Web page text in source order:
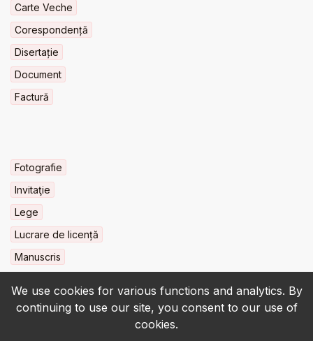
We use cookies for various functions and analytics. By
continuing to use our site, you consent to our use of
cookies.
Carte Veche
Corespondență
Disertație
Document
Factură
Fotografie
Invitaţie
Lege
Lucrare de licență
Manuscris